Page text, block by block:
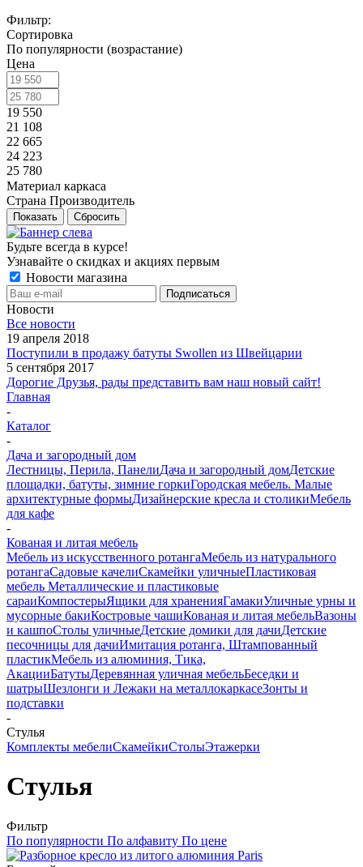
Фильтр:
Сортировка
По популярности (возрастание)
Цена
19 550
21 108
22 665
24 223
25 780
Материал каркаса
Страна Производитель
Показать Сбросить
Будьте всегда в курсе!
Узнавайте о скидках и акциях первым
Новости магазина
Новости
Все новости
19 апреля 2018
Поступили в продажу батуты Swollen из Швейцарии
5 сентября 2017
Дорогие Друзья, рады представить вам наш новый сайт!
Главная
-
Каталог
-
Дача и загородный дом
Лестницы, Перила, ПанелиДача и загородный домДетские
площадки, батуты, зимние горкиГородская мебель. Малые
архитектурные формыДизайнерские кресла и столикиМебель
для кафе
-
Кованая и литая мебель
Мебель из искусственного ротангаМебель из натурального
ротангаСадовые качелиСкамейки уличныеПластиковая
мебель Металлические и пластиковые
сараиКомпостерыЯщики для храненияГамакиУличные урны и
мусорные бакиКостровые чашиКованая и литая мебельВазоны
и кашпоСтолы уличныеДетские домики для дачиДетские
песочницы для дачиИмитация ротанга, Штампованный
пластикМебель из алюминия, Тика,
АкацииБатутыДеревянная уличная мебельБеседки и
шатрыШезлонги и Лежаки на металлокаркасеЗонты и
подставки
-
Стулья
Комплекты мебелиСкамейкиСтолыЭтажерки
Стулья
Фильтр
По популярности По алфавиту По цене